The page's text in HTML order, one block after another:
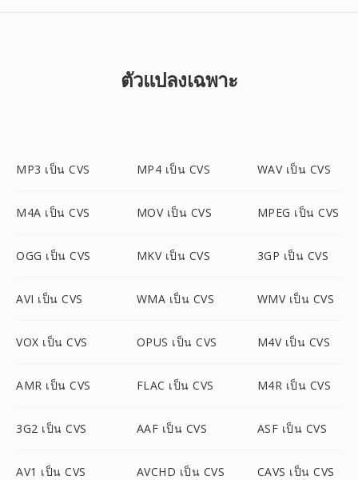
ตัวแปลงเฉพาะ
MP3 เป็น CVS MP4 เป็น CVS WAV เป็น CVS
M4A เป็น CVS MOV เป็น CVS MPEG เป็น CVS
OGG เป็น CVS MKV เป็น CVS 3GP เป็น CVS
AVI เป็น CVS WMA เป็น CVS WMV เป็น CVS
VOX เป็น CVS OPUS เป็น CVS M4V เป็น CVS
AMR เป็น CVS FLAC เป็น CVS M4R เป็น CVS
3G2 เป็น CVS AAF เป็น CVS ASF เป็น CVS
AV1 เป็น CVS AVCHD เป็น CVS CAVS เป็น CVS